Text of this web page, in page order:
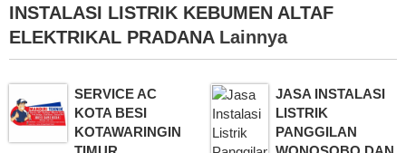
INSTALASI LISTRIK KEBUMEN ALTAF
ELEKTRIKAL PRADANALainnya
SERVICE AC
KOTA BESI
KOTAWARINGIN
JASA INSTALASI
LISTRIK
PANGGILAN